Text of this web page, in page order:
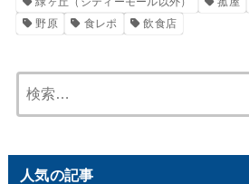
野原
食レポ 飲食店
索:
人気の記事